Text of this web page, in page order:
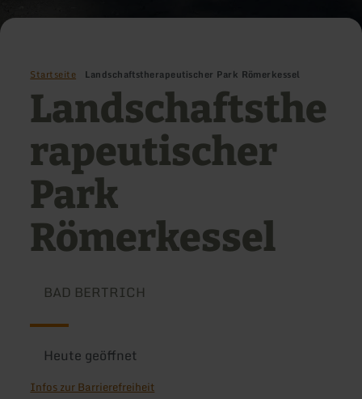
Startseite Landschaftstherapeutischer Park Römerkessel
Landschaftsthe
rapeutischer
Park
Römerkessel
BAD BERTRICH
Heute geöffnet
Infos zur Barrierefreiheit